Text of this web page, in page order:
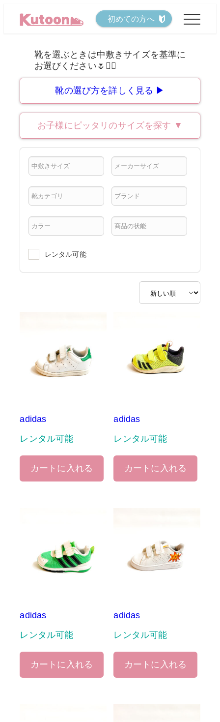
初めての方へ
靴の選び方を詳しく見る ▶
お子様にピッタリのサイズを探す ▼
レンタル可能
adidas
レンタル可能
カートに入れる
adidas
レンタル可能
カートに入れる
adidas
レンタル可能
カートに入れる
adidas
レンタル可能
カートに入れる